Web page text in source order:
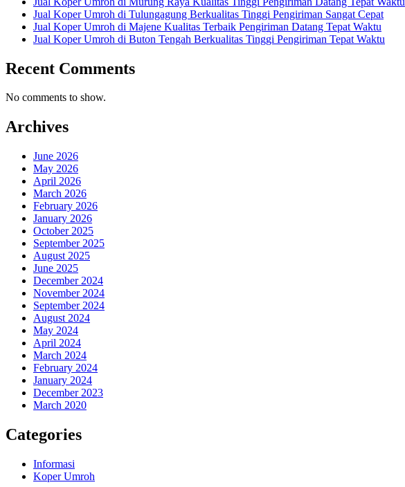
Jual Koper Umroh di Tulungagung Berkualitas Tinggi Pengiriman Sangat Cepat
Jual Koper Umroh di Majene Kualitas Terbaik Pengiriman Datang Tepat Waktu
Jual Koper Umroh di Buton Tengah Berkualitas Tinggi Pengiriman Tepat Waktu
Recent Comments
No comments to show.
Archives
June 2026
May 2026
April 2026
March 2026
February 2026
January 2026
October 2025
September 2025
August 2025
June 2025
December 2024
November 2024
September 2024
August 2024
May 2024
April 2024
March 2024
February 2024
January 2024
December 2023
March 2020
Categories
Informasi
Koper Umroh